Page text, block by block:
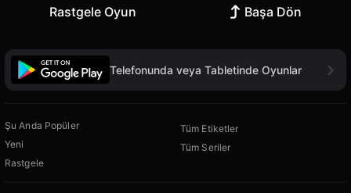
Rastgele Oyun Başa Dön
Telefonunda veya Tabletinde Oyunlar
Şu Anda Popüler
Yeni
Rastgele
Tüm Etiketler
Tüm Seriler